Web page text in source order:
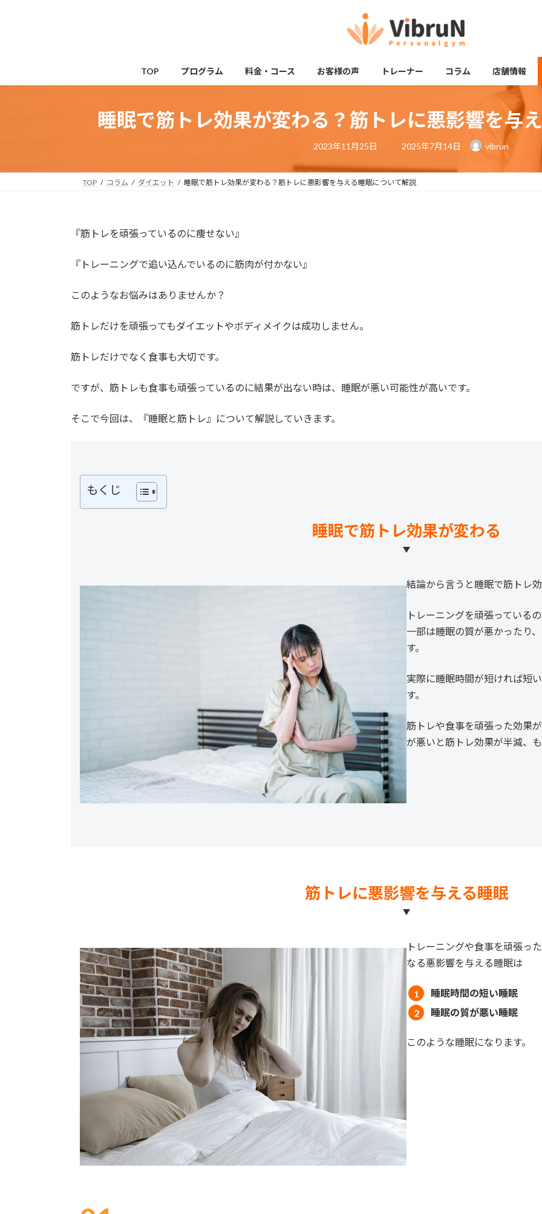
TOP プログラム 料金・コース お客様の声 トレーナー コラム 店舗情報
睡眠で筋トレ効果が変わる？筋トレに悪影響を与
2023年11月25日
最
終
新
日
時
2025年7月14日 vibrun
TOP コラム ダイエット 睡眠で筋トレ効果が変わる？筋トレに悪影響を与える睡眠について解説
『筋トレを頑張っているのに痩せない』
『トレーニングで追い込んでいるのに筋肉が付かない』
このようなお悩みはありませんか？
筋トレだけを頑張ってもダイエットやボディメイクは成功しません。
筋トレだけでなく食事も大切です。
ですが、筋トレも食事も頑張っているのに結果が出ない時は、睡眠が悪い可能性が高いです。
そこで今回は、『睡眠と筋トレ』について解説していきます。
もくじ
睡眠で筋トレ効果が変わる
結論から言うと睡眠で筋トレ
トレーニングを頑張っている
一部は睡眠の質が悪かったり
す。
実際に睡眠時間が短ければ短
す。
筋トレや食事を頑張った効果
が悪いと筋トレ効果が半減、
筋トレに悪影響を与える睡眠
トレーニングや食事を頑張っ
なる悪影響を与える睡眠は
睡眠時間の短い睡眠
睡眠の質が悪い睡眠
このような睡眠になります。